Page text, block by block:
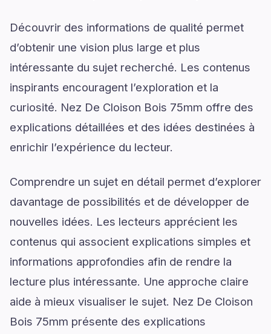
Découvrir des informations de qualité permet
d’obtenir une vision plus large et plus
intéressante du sujet recherché. Les contenus
inspirants encouragent l’exploration et la
curiosité. Nez De Cloison Bois 75mm offre des
explications détaillées et des idées destinées à
enrichir l’expérience du lecteur.
Comprendre un sujet en détail permet d’explorer
davantage de possibilités et de développer de
nouvelles idées. Les lecteurs apprécient les
contenus qui associent explications simples et
informations approfondies afin de rendre la
lecture plus intéressante. Une approche claire
aide à mieux visualiser le sujet. Nez De Cloison
Bois 75mm présente des explications